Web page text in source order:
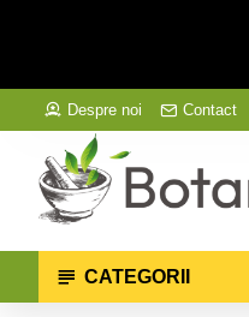
Despre noi Contact
CATEGORII